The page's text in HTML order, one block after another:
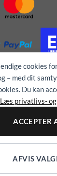
cookies
– med dit
Du kan
Læs privatlivs-
ACCEPTER
AFVIS
© 1976 - 2026